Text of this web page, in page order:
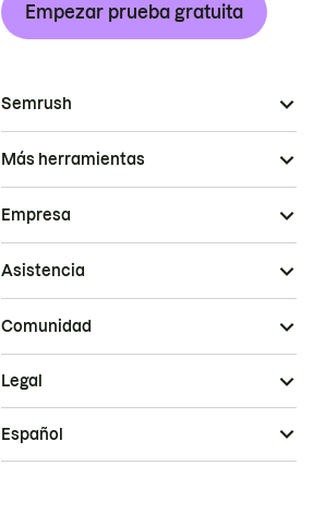
Empezar prueba gratuita
Semrush
Más herramientas
Empresa
Asistencia
Comunidad
Legal
Español